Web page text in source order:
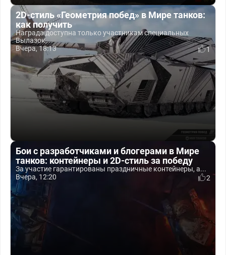
2D-стиль «Геометрия побед» в Мире танков:
как получить
Награда доступна только участникам специальных
Вылазок,...
Вчера, 18:13
1
Бои с разработчиками и блогерами в Мире
танков: контейнеры и 2D-стиль за победу
За участие гарантированы праздничные контейнеры, а...
Вчера, 12:20
2